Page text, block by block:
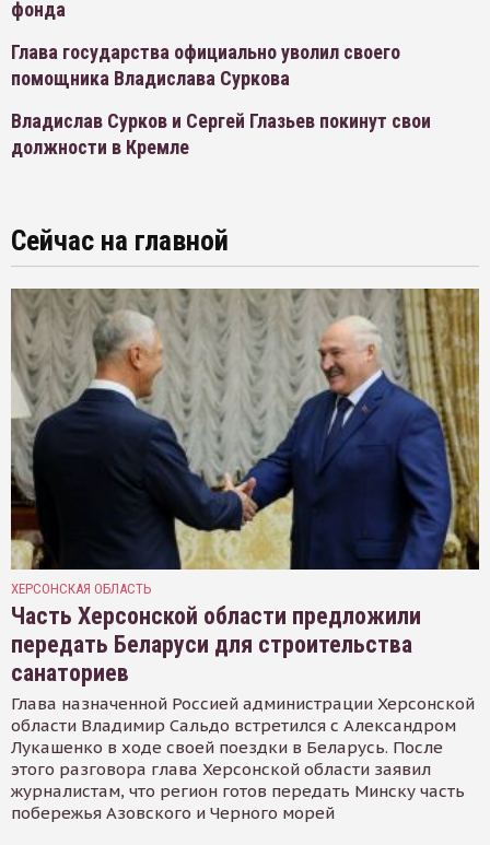
фонда
Глава государства официально уволил своего
помощника Владислава Суркова
Владислав Сурков и Сергей Глазьев покинут свои
должности в Кремле
Сейчас на главной
ХЕРСОНСКАЯ ОБЛАСТЬ
Часть Херсонской области предложили
передать Беларуси для строительства
санаториев
Глава назначенной Россией администрации Херсонской
области Владимир Сальдо встретился с Александром
Лукашенко в ходе своей поездки в Беларусь. После
этого разговора глава Херсонской области заявил
журналистам, что регион готов передать Минску часть
побережья Азовского и Черного морей